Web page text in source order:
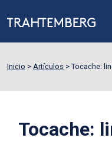
Inicio > Artículos > Tocache:
Tocache: